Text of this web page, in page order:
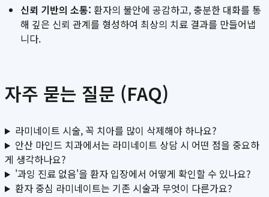
신뢰 기반의 소통: 환자의 불안에 공감하고, 충분한 대화를 통
해 깊은 신뢰 관계를 형성하여 최상의 치료 결과를 만들어냅
니다.
자주 묻는 질문 (FAQ)
라미네이트 시술, 꼭 치아를 많이 삭제해야 하나요?
안산 마인드 치과에서는 라미네이트 상담 시 어떤 점을 중요하
게 생각하나요?
'과잉 진료 없음'을 환자 입장에서 어떻게 확인할 수 있나요?
환자 중심 라미네이트는 기존 시술과 무엇이 다른가요?